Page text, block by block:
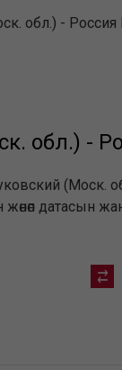
обл.) - Россия
обл.) -
(Моск.
жөнөп